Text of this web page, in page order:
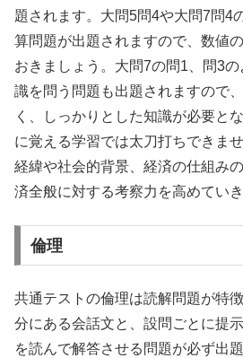
題されます。大問5問4や大問7問4
算問題が出題されますので、数値
おきましょう。大問7の問1、問3
識を問う問題も出題されますので
く、しっかりとした知識が必要と
に覚える学習では太刀打ちできま
経緯や社会的背景、経済の仕組み
済全般に対する考察力を高めていき
倫理
共通テストの倫理は読解問題が特
分にある会話文と、設問ごとに提
を読んで解答させる問題が必ず出